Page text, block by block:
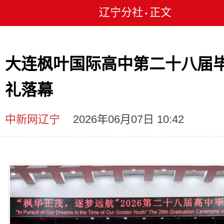
辽宁分社 • 正文
大连枫叶国际高中第二十八届
礼落幕
中新网辽宁 2026年06月07日 10:42